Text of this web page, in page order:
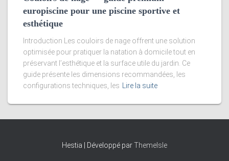
europiscine pour une piscine sportive et
esthétique
Introduction Les couloirs de nage offrent une solution
optimisée pour pratiquer la natation à domicile tout en
préservant l’esthétique et la surface utile du jardin. Ce
guide présente les dimensions recommandées, les
configurations techniques, les Lire la suite
Hestia | Développé parThemeIsle